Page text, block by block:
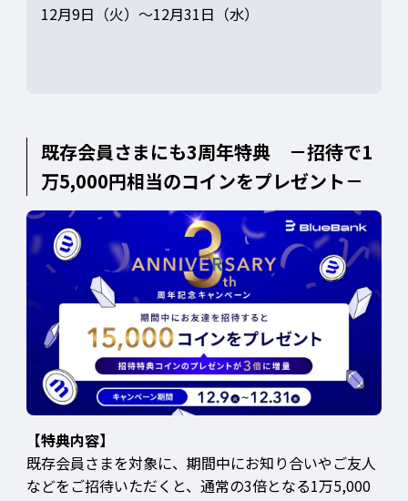
12月9日（火）～12月31日（水）
既存会員さまにも3周年特典 －招待で1
万5,000円相当のコインをプレゼント－
【特典内容】
既存会員さまを対象に、期間中にお知り合いやご友人
などをご招待いただくと、通常の3倍となる1万5,000